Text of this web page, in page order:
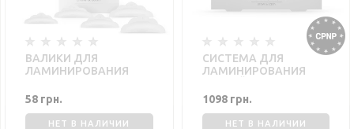
ВАЛИКИ ДЛЯ
ЛАМИНИРОВАНИЯ
1 ПАРА
58 грн.
СИСТЕМА ДЛЯ
ЛАМИНИРОВАНИЯ
LAMI PRO SYSTEM
JOLY:LAB
1098 грн.